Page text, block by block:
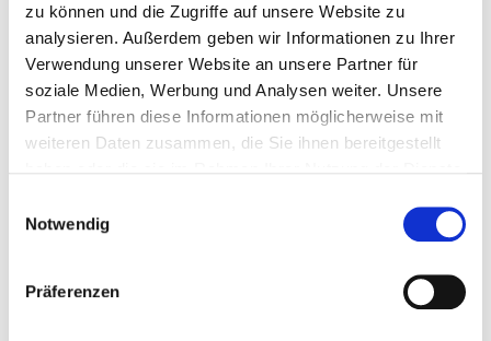
zu können und die Zugriffe auf unsere Website zu
analysieren. Außerdem geben wir Informationen zu Ihrer
Verwendung unserer Website an unsere Partner für
soziale Medien, Werbung und Analysen weiter. Unsere
Partner führen diese Informationen möglicherweise mit
weiteren Daten zusammen, die Sie ihnen bereitgestellt
Notwendig
Präferenzen